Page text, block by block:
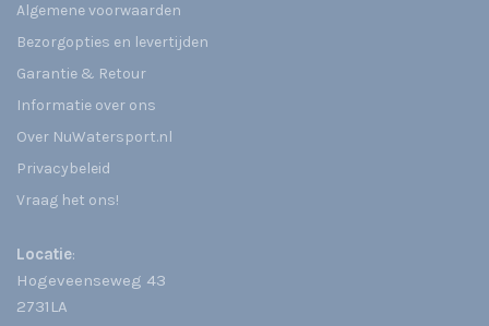
Algemene voorwaarden
Bezorgopties en levertijden
Garantie & Retour
Informatie over ons
Over NuWatersport.nl
Privacybeleid
Vraag het ons!
Locatie:
Hogeveenseweg 43
2731LA